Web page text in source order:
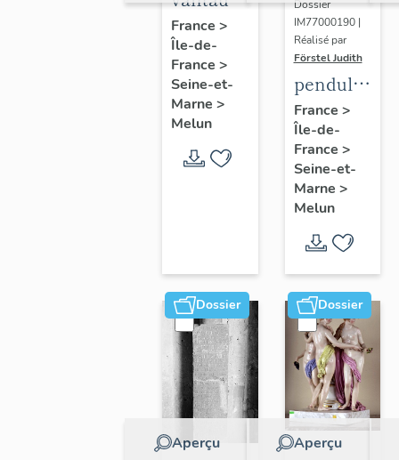
du
portail
central
France >
Île-de-
France >
Seine-et-
Marne >
Melun
Dossier
IM77000190 |
Réalisé par
Förstel Judith
pendule
et paire
de
chandeliers
assortis
France >
Île-de-
France >
Seine-et-
Marne >
Melun
Dossier
Aperçu
Dossier
Aperçu